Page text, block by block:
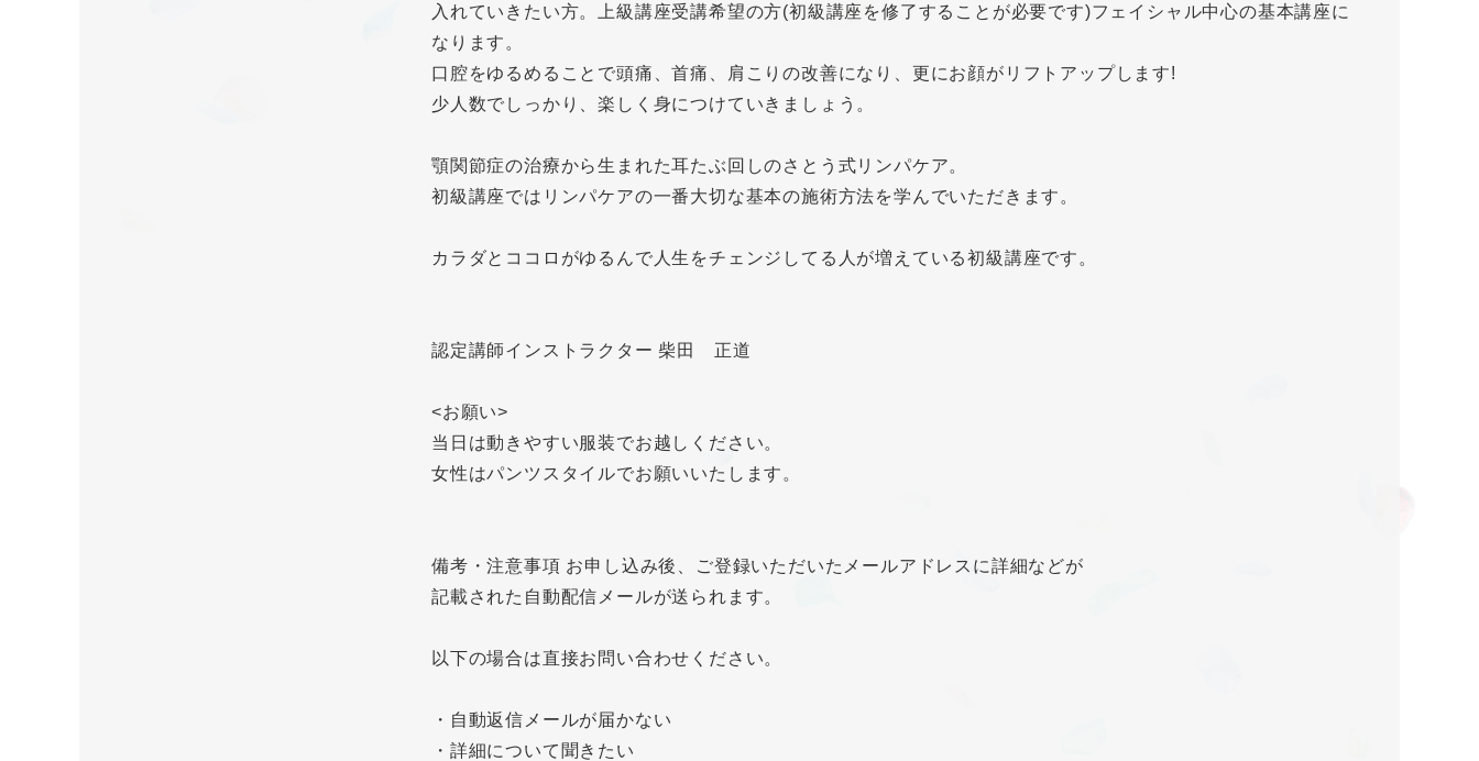
入れていきたい方。上級講座受講希望の方(初級講座を修了することが必要です)フェイシャル中心の基本講座に
なります。
口腔をゆるめることで頭痛、首痛、肩こりの改善になり、更にお顔がリフトアップします!
少人数でしっかり、楽しく身につけていきましょう。
顎関節症の治療から生まれた耳たぶ回しのさとう式リンパケア。
初級講座ではリンパケアの一番大切な基本の施術方法を学んでいただきます。
カラダとココロがゆるんで人生をチェンジしてる人が増えている初級講座です。
認定講師インストラクター 柴田 正道
<お願い>
当日は動きやすい服装でお越しください。
女性はパンツスタイルでお願いいたします。
備考・注意事項 お申し込み後、ご登録いただいたメールアドレスに詳細などが
記載された自動配信メールが送られます。
以下の場合は直接お問い合わせください。
・自動返信メールが届かない
・詳細について聞きたい